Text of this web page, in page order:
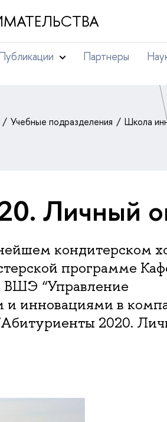
Партнеры
Учебные подразделения
Школа
Личный
кондитерском
программе
“Управление
и инновациями в
2020.